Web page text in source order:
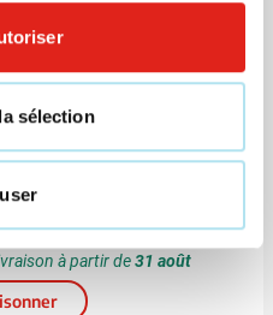
sélection
Tacx Shiva 500
à partir de 100 unités
à partir de31 août